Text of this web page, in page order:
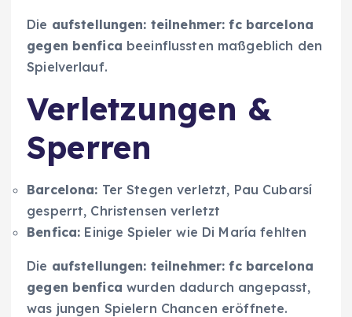
Die aufstellungen: teilnehmer: fc barcelona
gegen benfica beeinflussten maßgeblich den
Spielverlauf.
Verletzungen &
Sperren
Barcelona: Ter Stegen verletzt, Pau Cubarsí
gesperrt, Christensen verletzt
Benfica: Einige Spieler wie Di María fehlten
Die aufstellungen: teilnehmer: fc barcelona
gegen benfica wurden dadurch angepasst,
was jungen Spielern Chancen eröffnete.